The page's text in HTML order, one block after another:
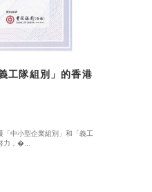
工隊組別」的香港
中小型企業組別」和「義工
力，�...